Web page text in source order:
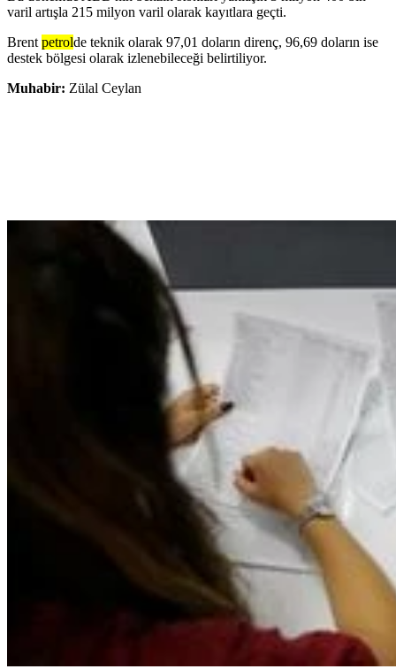
varil artışla 215 milyon varil olarak kayıtlara geçti.
Brentpetrolde teknik olarak 97,01 doların direnç, 96,69 doların ise
destek bölgesi olarak izlenebileceği belirtiliyor.
Muhabir: Zülal Ceylan